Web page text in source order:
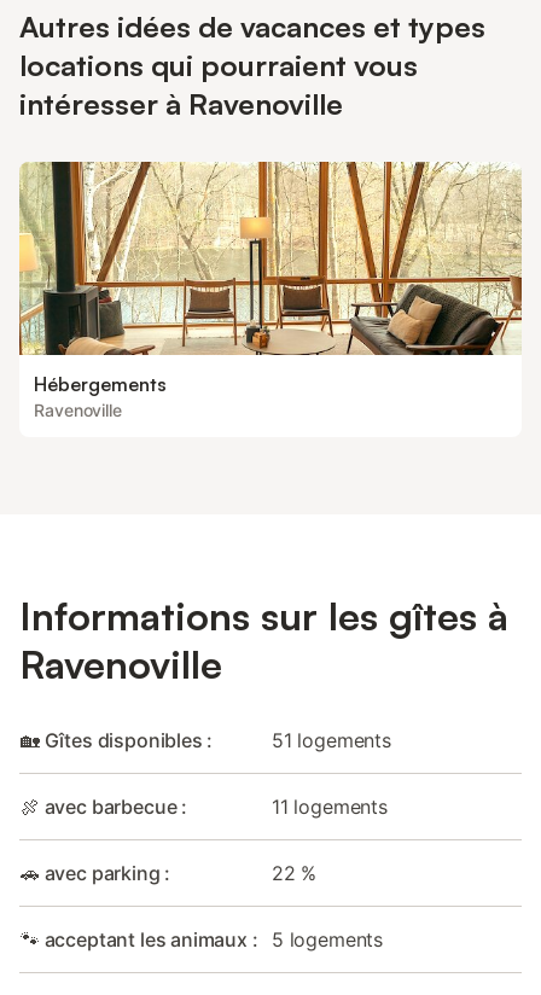
Autres idées de vacances et types
locations qui pourraient vous
intéresser à Ravenoville
Hébergements
Ravenoville
Informations sur les gîtes à
Ravenoville
🏡 Gîtes disponibles : 51 logements
🍖 avec barbecue : 11 logements
🚗 avec parking : 22 %
🐾 acceptant les animaux : 5 logements